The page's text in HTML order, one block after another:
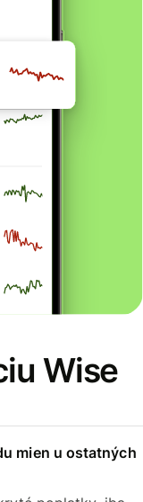
Wise
mien u ostatných